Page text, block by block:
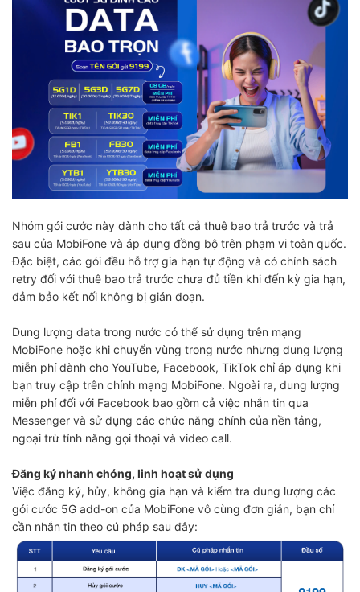
Nhóm gói cước này dành cho tất cả thuê bao trả trước và trả
sau của MobiFone và áp dụng đồng bộ trên phạm vi toàn quốc.
Đặc biệt, các gói đều hỗ trợ gia hạn tự động và có chính sách
retry đối với thuê bao trả trước chưa đủ tiền khi đến kỳ gia hạn,
đảm bảo kết nối không bị gián đoạn.
Dung lượng data trong nước có thể sử dụng trên mạng
MobiFone hoặc khi chuyển vùng trong nước nhưng dung lượng
miễn phí dành cho YouTube, Facebook, TikTok chỉ áp dụng khi
bạn truy cập trên chính mạng MobiFone. Ngoài ra, dung lượng
miễn phí đối với Facebook bao gồm cả việc nhắn tin qua
Messenger và sử dụng các chức năng chính của nền tảng,
ngoại trừ tính năng gọi thoại và video call.
Đăng ký nhanh chóng, linh hoạt sử dụng
Việc đăng ký, hủy, không gia hạn và kiểm tra dung lượng các
gói cước 5G add-on của MobiFone vô cùng đơn giản, bạn chỉ
cần nhắn tin theo cú pháp sau đây: